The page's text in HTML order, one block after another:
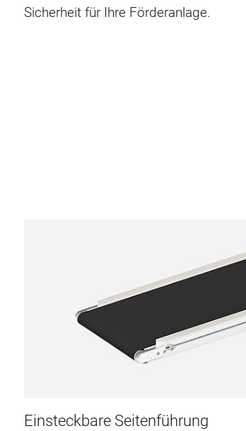
Sicherheit für Ihre Förderanlage.
Einsteckbare Seitenführung